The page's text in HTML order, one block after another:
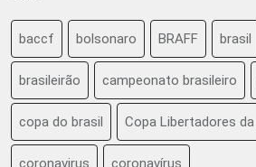
baccf bolsonaro BRAFF brasil
brasileirão campeonato brasileiro
copa do brasil Copa Libertadores
coronavirus coronavírus